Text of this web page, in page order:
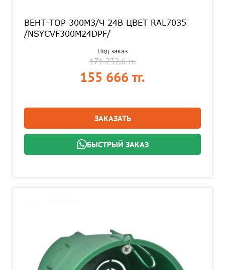
ВЕНТ-ТОР 300M3/Ч 24В ЦВЕТ RAL7035
/NSYCVF300M24DPF/
Под заказ
171 232.6 тг.
155 666 тг.
ЗАКАЗАТЬ
БЫСТРЫЙ ЗАКАЗ